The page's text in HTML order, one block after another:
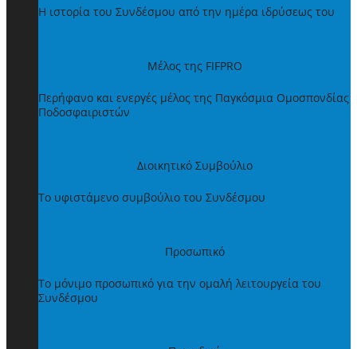
Η ιστορία του Συνδέσμου από την ημέρα ιδρύσεως του
Μέλος της FIFPRO
Περήφανο και ενεργές μέλος της Παγκόσμια Ομοσπονδίας
Ποδοσφαιριστών
Διοικητικό Συμβούλιο
Το υφιστάμενο συμβούλιο του Συνδέσμου
Προσωπικό
Το μόνιμο προσωπικό για την ομαλή λειτουργεία του
Συνδέσμου